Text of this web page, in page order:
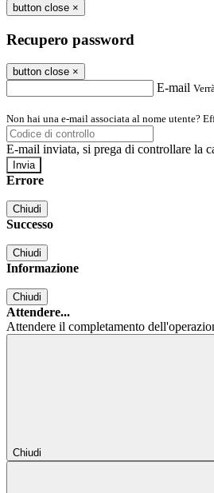
button close ×
Recupero password
button close ×
E-mail
Non hai una e-mail associata al nome utente?
E-mail inviata, si prega di controllare la
Errore
Chiudi
Successo
Chiudi
Informazione
Chiudi
Attendere...
Attendere il completamento
Chiudi